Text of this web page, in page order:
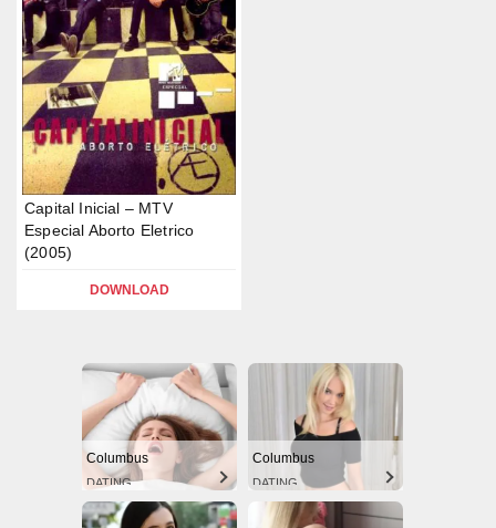
Capital Inicial – MTV
Especial Aborto Eletrico
(2005)
DOWNLOAD
Columbus
DATING
Columbus
DATING